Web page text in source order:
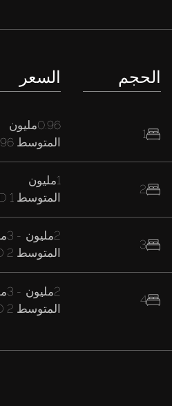
الحجم
1
2
3
4
السعر
0.96مليون
المتوسط
1مليون
المتوسط
2مليون -
المتوسط
2مليون -
المتوسط